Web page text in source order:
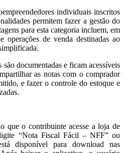
individuais inscritos
permitem fazer a gestão do
para esta categoria incluem, em
operações de venda destinadas ao
documentadas e ficam acessíveis
as notas com o comprador
e fazer o controle do estoque e
que o contribuinte acesse a loja de
“Nota Fiscal Fácil – NFF” ou
disponível para download nas